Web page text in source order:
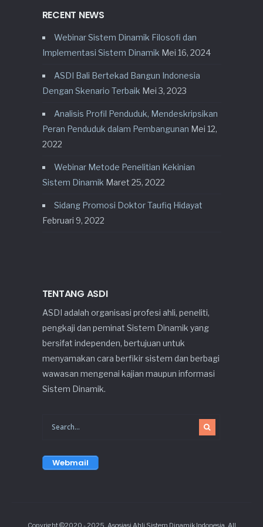
RECENT NEWS
Webinar Sistem Dinamik Filosofi dan
Implementasi Sistem Dinamik Mei 16, 2024
ASDI Bali Bertekad Bangun Indonesia
Dengan Skenario Terbaik Mei 3, 2023
Analisis Profil Penduduk, Mendeskripsikan
Peran Penduduk dalam Pembangunan Mei 12,
2022
Webinar Metode Penelitian Kekinian
Sistem Dinamik Maret 25, 2022
Sidang Promosi Doktor Taufiq Hidayat
Februari 9, 2022
TENTANG ASDI
ASDI adalah organisasi profesi ahli, peneliti,
pengkaji dan peminat Sistem Dinamik yang
bersifat independen, bertujuan untuk
menyamakan cara berfikir sistem dan berbagi
wawasan mengenai kajian maupun informasi
Sistem Dinamik.
Webmail
Copyright ©2020 - 2025. Asosiasi Ahli Sistem Dinamik Indonesia. All